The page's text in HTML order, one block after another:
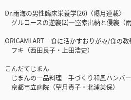
Dr.雨海の男性臨床栄養学(26)〈隔月連載〉
グルコースの逆襲(2)―窒素出納と侵襲（雨
ORIGAMI ART―食に活かすおりがみ/食の教
フキ（西田良子・上田浩史）
こんだてじまん
じまんの一品料理 手づくり和風ハンバ
京都市立病院（望月貴子・北浦美保）